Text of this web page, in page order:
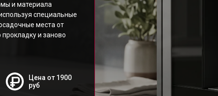
и материала
специальные
места от
и заново
Цена от 1900
руб